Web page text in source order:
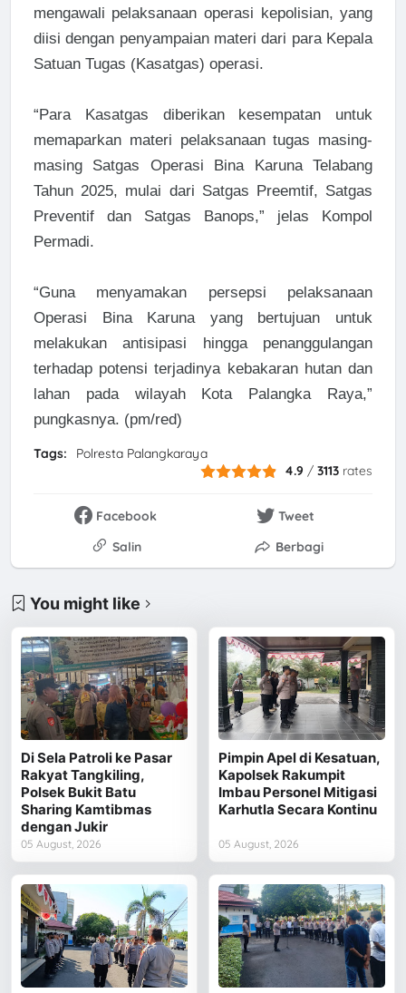
mengawali pelaksanaan operasi kepolisian, yang
diisi dengan penyampaian materi dari para Kepala
Satuan Tugas (Kasatgas) operasi.
“Para Kasatgas diberikan kesempatan untuk
memaparkan materi pelaksanaan tugas masing-
masing Satgas Operasi Bina Karuna Telabang
Tahun 2025, mulai dari Satgas Preemtif, Satgas
Preventif dan Satgas Banops,” jelas Kompol
Permadi.
“Guna menyamakan persepsi pelaksanaan
Operasi Bina Karuna yang bertujuan untuk
melakukan antisipasi hingga penanggulangan
terhadap potensi terjadinya kebakaran hutan dan
lahan pada wilayah Kota Palangka Raya,”
pungkasnya. (pm/red)
Tags:
Polresta Palangkaraya
4.9 /3113 rates
Facebook
Tweet
Salin
Berbagi
You might like
Di Sela Patroli ke Pasar
Rakyat Tangkiling,
Polsek Bukit Batu
Sharing Kamtibmas
dengan Jukir
05 August, 2026
Pimpin Apel di Kesatuan,
Kapolsek Rakumpit
Imbau Personel Mitigasi
Karhutla Secara Kontinu
05 August, 2026